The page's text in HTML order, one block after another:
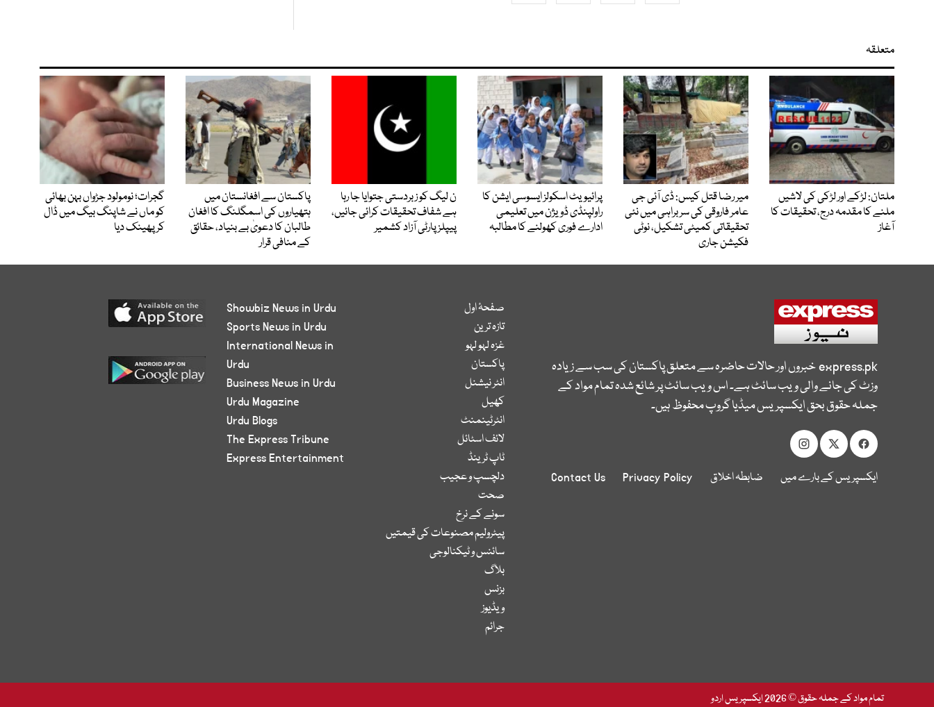
متعلقہ
ملتان: لڑکے اور لڑکی کی لاشیں
ملنے کا مقدمہ درج، تحقیقات کا
آغاز
میر رضا قتل کیس: ڈی آئی جی
عامر فاروقی کی سربراہی میں نئی
تحقیقاتی کمیٹی تشکیل، نوٹی
فکیشن جاری
پرائیویٹ اسکولز ایسوسی ایشن کا
راولپنڈی ڈویژن میں تعلیمی
ادارے فوری کھولنے کا مطالبہ
ن لیگ کو زبردستی جتوایا جا رہا
ہے شفاف تحقیقات کرائی جائیں،
پیپلز پارٹی آزاد کشمیر
پاکستان سے افغانستان میں
ہتھیاروں کی اسمگلنگ کا افغان
طالبان کا دعویٰ بے بنیاد، حقائق
کے منافی قرار
گجرات؛ نومولود جڑواں بہن بھائی
کو ماں نے شاپنگ بیگ میں ڈال
کر پھینک دیا
express.pkخبروں اور حالات حاضرہ سے متعلق پاکستان کی سب سے زیادہ
وزٹ کی جانے والی ویب سائٹ ہے۔ اس ویب سائٹ پر شائع شدہ تمام مواد کے
جملہ حقوق بحق ایکسپریس میڈیا گروپ محفوظ ہیں۔
ایکسپریس کے بارے میں ضابطہ اخلاق Privacy Policy
Contact Us
صفحۂ اول
تازہ ترین
غزہ لہو لہو
پاکستان
انٹر نیشنل
کھیل
انٹرٹینمنٹ
لائف اسٹائل
ٹاپ ٹرینڈ
دلچسپ و عجیب
صحت
سونے کے نرخ
پیٹرولیم مصنوعات کی قیمتیں
سائنس و ٹیکنالوجی
بلاگ
بزنس
ویڈیوز
جرائم
Showbiz News in Urdu
Sports News in Urdu
International News in
Urdu
Business News in Urdu
Urdu Magazine
Urdu Blogs
The Express Tribune
Express Entertainment
تمام مواد کے جملہ حقوق © 2026 ایکسپریس اردو